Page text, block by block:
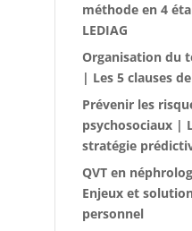
méthode en 4
LEDIAG
Organisation du
| Les 5 clauses
Prévenir les
psychosociaux |
stratégie
QVT en
Enjeux et
personnel